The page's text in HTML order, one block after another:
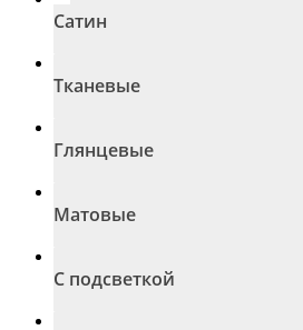
Сатин
Тканевые
Глянцевые
Матовые
С подсветкой